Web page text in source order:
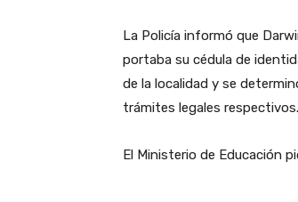
La Policía informó que
portaba su cédula de
de la localidad y se
trámites legales respectivos.
El Ministerio de Educación